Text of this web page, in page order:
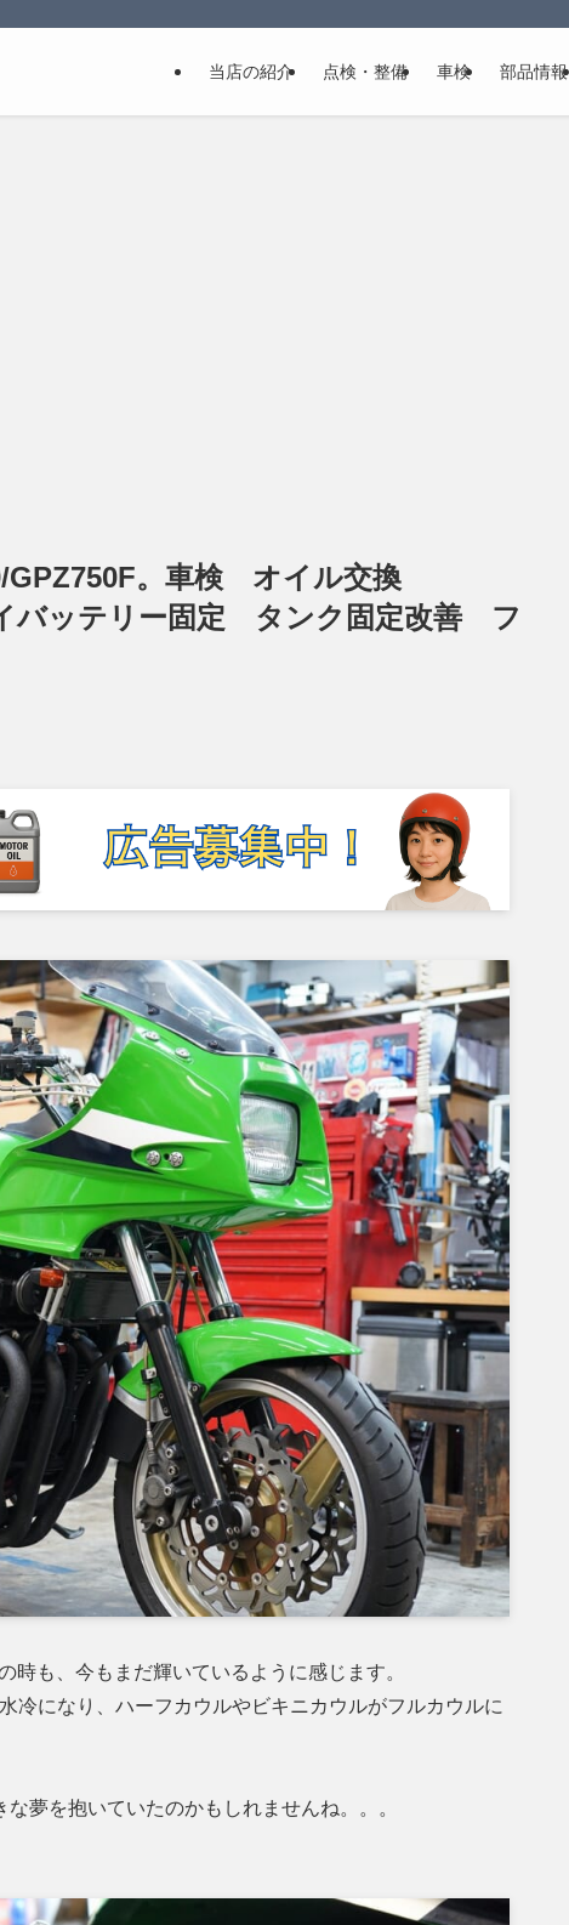
当店の紹介 点検・整備 車検 部品情報
GPZ750F。車検 オイル交換
バッテリー固定 タンク固定改善 フ
も、今もまだ輝いているように感じます。
冷になり、ハーフカウルやビキニカウルがフルカウルに
夢を抱いていたのかもしれませんね。。。